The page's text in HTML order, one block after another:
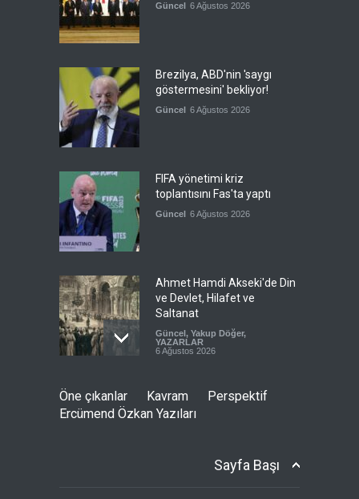
Güncel 6 Ağustos 2026
Brezilya, ABD'nin 'saygı
göstermesini' bekliyor!
Güncel 6 Ağustos 2026
FIFA yönetimi kriz
toplantısını Fas'ta yaptı
Güncel 6 Ağustos 2026
Ahmet Hamdi Akseki'de Din
ve Devlet, Hilafet ve
Saltanat
Güncel , Yakup Döğer,
YAZARLAR
6 Ağustos 2026
Güncel
YAZARLAR
Öne çıkanlar Kavram
Perspektif
Ercümend Özkan Yazıları
Sayfa Başı